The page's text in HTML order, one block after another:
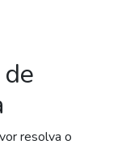
resolva o